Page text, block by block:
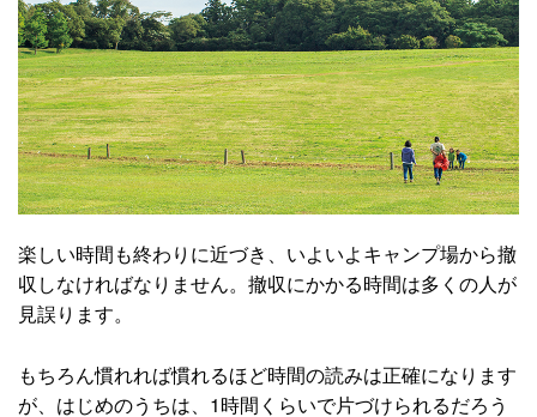
楽しい時間も終わりに近づき、いよいよキャンプ場から撤
収しなければなりません。撤収にかかる時間は多くの人が
見誤ります。
もちろん慣れれば慣れるほど時間の読みは正確になります
が、はじめのうちは、1時間くらいで片づけられるだろう